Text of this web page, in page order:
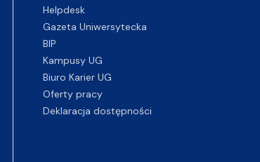
Helpdesk
Gazeta Uniwersytecka
BIP
Kampusy UG
Biuro Karier UG
Oferty pracy
Deklaracja dostępności